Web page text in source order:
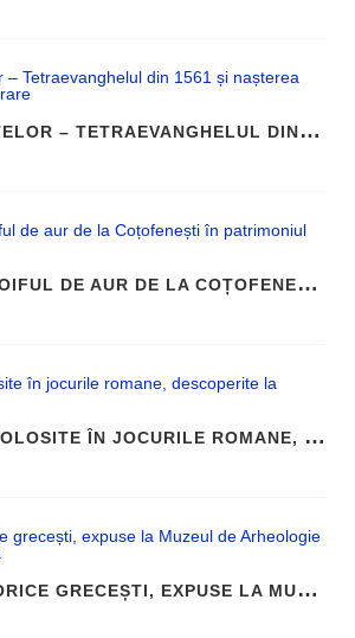
P
UNTEA CUVINTELOR – TETRAEVANGHELUL DIN 1561 ȘI NAȘTEREA LIMBII ROMÂNE LITERARE
C
UM A AJUNS COIFUL DE AUR DE LA COȚOFENEȘTI ÎN PATRIMONIUL NAȚIONAL
P
IESE DE JOC FOLOSITE ÎN JOCURILE ROMANE, DESCOPERITE LA HADRIANOPOLIS
Ș
TAMPILE AMFORICE GRECEȘTI, EXPUSE LA MUZEUL DE ARHEOLOGIE CALLATIS MANGALIA